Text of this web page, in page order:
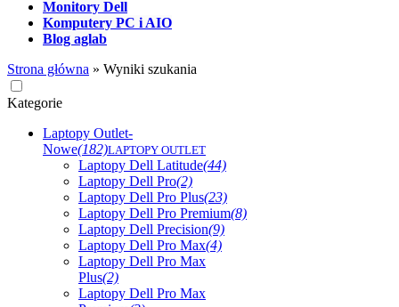
Monitory Dell
Komputery PC i AIO
Blog aglab
Strona główna » Wyniki szukania
Kategorie
Laptopy Outlet-
Nowe(182)LAPTOPY OUTLET
Laptopy Dell Latitude(44)
Laptopy Dell Pro(2)
Laptopy Dell Pro Plus(23)
Laptopy Dell Pro Premium(8)
Laptopy Dell Precision(9)
Laptopy Dell Pro Max(4)
Laptopy Dell Pro Max
Plus(2)
Laptopy Dell Pro Max